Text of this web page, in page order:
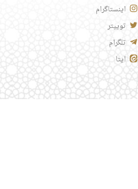
اینستاگرام
توییتر
تلگرام
ایتا